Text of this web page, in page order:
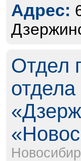
Адрес:
Отдел